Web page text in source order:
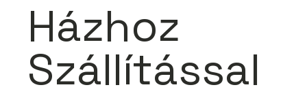
Házhoz
Szállítással